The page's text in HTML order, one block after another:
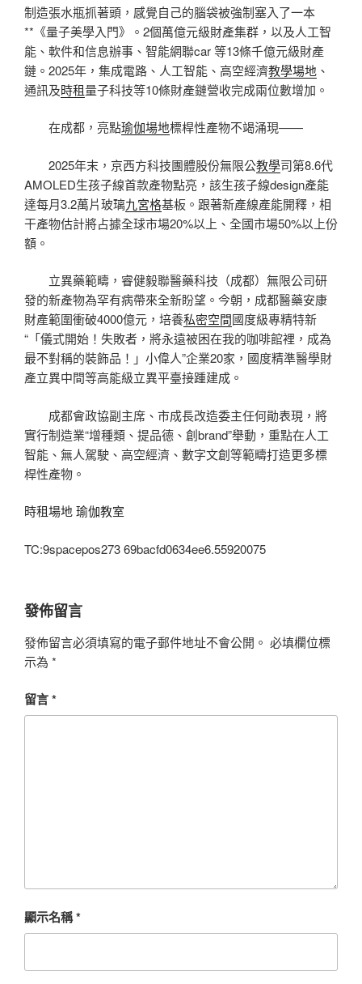
制造張水瓶抓著頭，感覺自己的腦袋被強制塞入了一本
**《量子美學入門》。2個萬億元級財產集群，以及人工智
能、軟件和信息辦事、智能網聯car 等13條千億元級財產
鏈。2025年，集成電路、人工智能、高空經濟教學場地 、
通訊及時租量子科技等10條財產鏈營收完成兩位數增加。
在成都，亮點瑜伽場地標桿性產物不竭涌現——
2025年末，京西方科技團體股份無限公教學司第8.6代
AMOLED生孩子線首款產物點亮，該生孩子線design產能
達每月3.2萬片玻璃九宮格基板。跟著新產線產能開釋，相
干產物估計將占據全球市場20%以上、全國市場50%以上份
額。
立異藥範疇，睿健毅聯醫藥科技（成都）無限公司研
發的新產物為罕有病帶來全新盼望。今朝，成都醫藥安康
財產範圍衝破4000億元，培養私密空間國度級專精特新
“「儀式開始！失敗者，將永遠被困在我的咖啡館裡，成為
最不對稱的裝飾品！」小偉人”企業20家，國度精準醫學財
產立異中間等高能級立異平臺接踵建成。
成都會政協副主席、市成長改造委主任何勛表現，將
實行制造業“增種類、提品德、創brand”舉動，重點在人工
智能、無人駕駛、高空經濟、數字文創等範疇打造更多標
桿性產物。
時租場地瑜伽教室
TC:9spacepos273 69bacfd0634ee6.55920075
發佈留言
發佈留言必須填寫的電子郵件地址不會公開。 必填欄位標
示為 *
留言*
顯示名稱*